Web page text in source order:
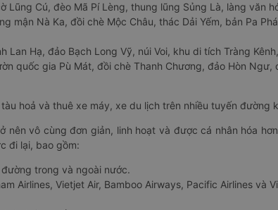
Lũng Cú, đèo Mã Pí Lèng, thung lũng Sủng Là, làng văn
mận Nà Ka, đồi chè Mộc Châu, thác Dải Yếm, bản Pa
Lan Hạ, đảo Bạch Long Vỹ, núi Voi, khu di tích Tràng
quốc gia Pù Mát, đồi chè Thanh Chương, đảo Hòn
hoả và thuê xe máy, xe du lịch trên nhiều tuyến đường
nên vô cùng đơn giản, linh hoạt và được cá nhân hóa
đi lại, bao gồm:
trong và ngoài nước.
Airlines, Vietjet Air, Bamboo Airways, Pacific Airlines và